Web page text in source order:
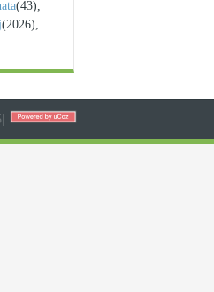
(43),
(2026),